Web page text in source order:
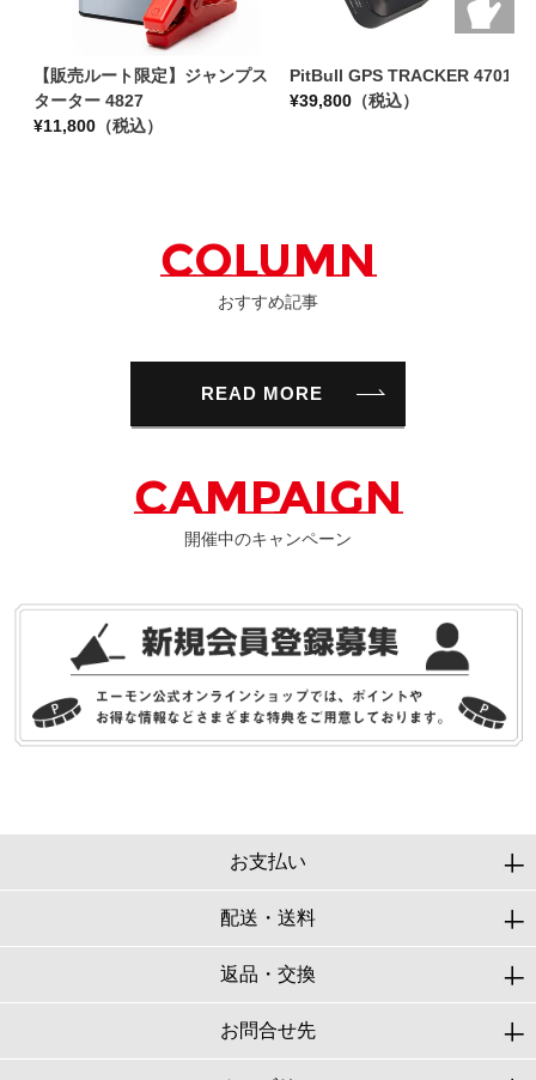
【販売ルート限定】ジャンプス
ターター 4827
¥11,800 （税込）
PitBull GPS TRACKER 4701
¥39,800 （税込）
COLUMN
おすすめ記事
READ MORE
CAMPAIGN
開催中のキャンペーン
お支払い
配送・送料
返品・交換
お問合せ先